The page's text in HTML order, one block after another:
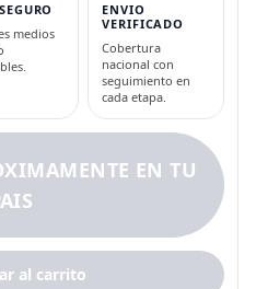
medios
ENVIO
VERIFICADO
Cobertura
nacional con
seguimiento en
cada etapa.
EN TU
al carrito